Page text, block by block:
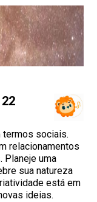
termos sociais.
relacionamentos
Planeje uma
sua natureza
está em
ideias.